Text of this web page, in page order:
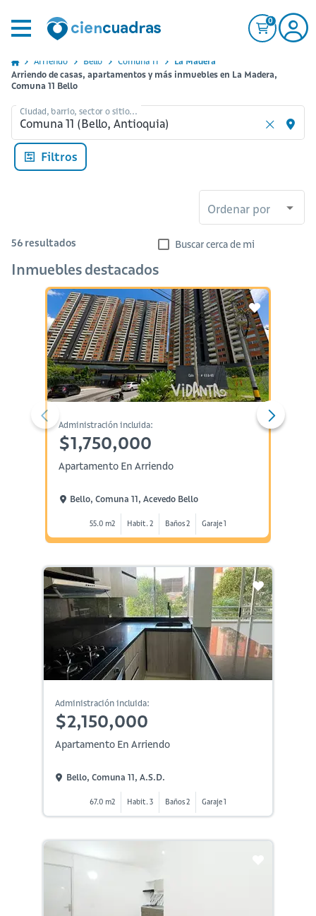
0
Arriendo Bello Comuna 11
La Madera
Arriendo de casas, apartamentos y más inmuebles en La Madera,
Comuna 11 Bello
Ciudad, barrio, sector o sitio...
Filtros
Ordenar por
56 resultados Buscar cerca de mi
Inmuebles destacados
Administración incluida:
$1,750,000
Apartamento En Arriendo
Bello, Comuna 11, Acevedo Bello
55.0 m2 Habit. 2 Baños 2 Garaje 1
Administración incluida:
$2,150,000
Apartamento En Arriendo
Bello, Comuna 11, A.s.d.
67.0 m2 Habit. 3 Baños 2 Garaje 1